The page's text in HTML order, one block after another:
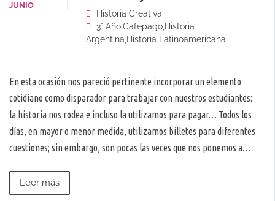
JUNIO
Historia Creativa
3° Año,Cafepago,Historia
Argentina,Historia Latinoamericana
En esta ocasión nos pareció pertinente incorporar un elemento
cotidiano como disparador para trabajar con nuestros estudiantes:
la historia nos rodea e incluso la utilizamos para pagar… Todos los
días, en mayor o menor medida, utilizamos billetes para diferentes
cuestiones; sin embargo, son pocas las veces que nos ponemos a…
Leer más